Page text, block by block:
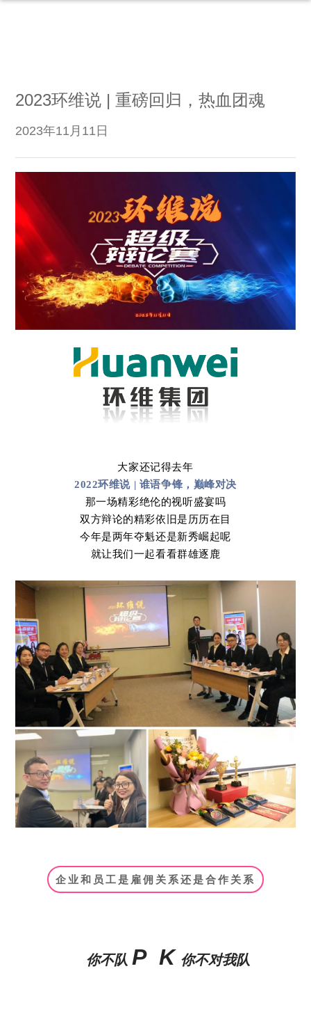
2023环维说 | 重磅回归，热血团魂
2023年11月11日
大家还记得去年
2022环维说 | 谁语争锋，巅峰对决
那一场精彩绝伦的视听盛宴吗
双方辩论的精彩依旧是历历在目
今年是两年夺魁还是新秀崛起呢
就让我们一起看看群雄逐鹿
企业和员工是雇佣关系还是合作关系
你不队 P K 你不对我队